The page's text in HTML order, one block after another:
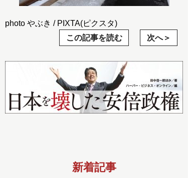
photo やぶき / PIXTA(ピクスタ)
この記事を読む
次へ
新着記事